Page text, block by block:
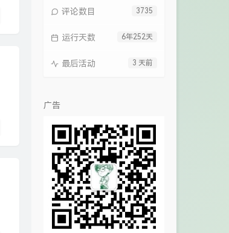
3735
评论数目
6年252天
运行天数
3 天前
最后活动
广告